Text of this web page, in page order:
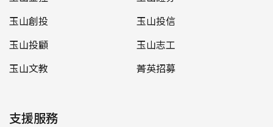
玉山創投
玉山投信
玉山投顧
玉山志工
玉山文教
菁英招募
支援服務